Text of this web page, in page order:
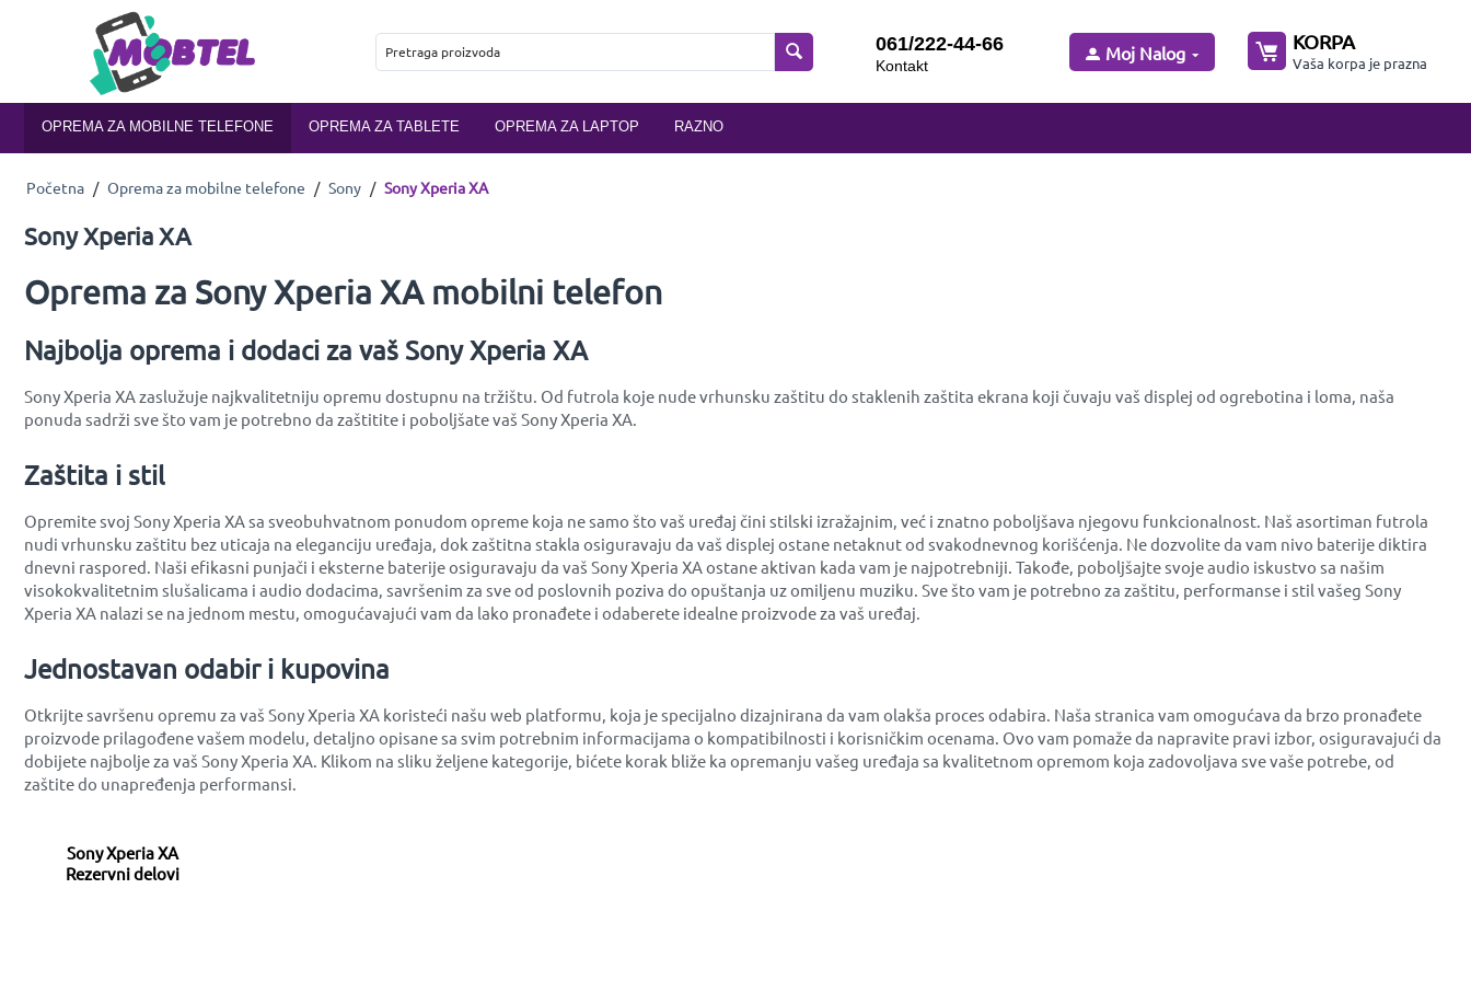
061/222-44-66
Kontakt
Moj Nalog KORPA
Vaša korpa je prazna
OPREMA ZA MOBILNE TELEFONE OPREMA ZA TABLETE OPREMA ZA LAPTOP RAZNO
Početna / Oprema za mobilne telefone / Sony / Sony Xperia XA
Sony Xperia XA
Oprema za Sony Xperia XA mobilni telefon
Najbolja oprema i dodaci za vaš Sony Xperia XA
Sony Xperia XA zaslužuje najkvalitetniju opremu dostupnu na tržištu. Od futrola koje nude vrhunsku zaštitu do staklenih zaštita ekrana koji čuvaju vaš displej od ogrebotina i loma, naša
ponuda sadrži sve što vam je potrebno da zaštitite i poboljšate vaš Sony Xperia XA.
Zaštita i stil
Opremite svoj Sony Xperia XA sa sveobuhvatnom ponudom opreme koja ne samo što vaš uređaj čini stilski izražajnim, već i znatno poboljšava njegovu funkcionalnost. Naš asortiman futrola
nudi vrhunsku zaštitu bez uticaja na eleganciju uređaja, dok zaštitna stakla osiguravaju da vaš displej ostane netaknut od svakodnevnog korišćenja. Ne dozvolite da vam nivo baterije diktira
dnevni raspored. Naši efikasni punjači i eksterne baterije osiguravaju da vaš Sony Xperia XA ostane aktivan kada vam je najpotrebniji. Takođe, poboljšajte svoje audio iskustvo sa našim
visokokvalitetnim slušalicama i audio dodacima, savršenim za sve od poslovnih poziva do opuštanja uz omiljenu muziku. Sve što vam je potrebno za zaštitu, performanse i stil vašeg Sony
Xperia XA nalazi se na jednom mestu, omogućavajući vam da lako pronađete i odaberete idealne proizvode za vaš uređaj.
Jednostavan odabir i kupovina
Otkrijte savršenu opremu za vaš Sony Xperia XA koristeći našu web platformu, koja je specijalno dizajnirana da vam olakša proces odabira. Naša stranica vam omogućava da brzo pronađete
proizvode prilagođene vašem modelu, detaljno opisane sa svim potrebnim informacijama o kompatibilnosti i korisničkim ocenama. Ovo vam pomaže da napravite pravi izbor, osiguravajući da
dobijete najbolje za vaš Sony Xperia XA. Klikom na sliku željene kategorije, bićete korak bliže ka opremanju vašeg uređaja sa kvalitetnom opremom koja zadovoljava sve vaše potrebe, od
zaštite do unapređenja performansi.
Sony Xperia XA
Rezervni delovi